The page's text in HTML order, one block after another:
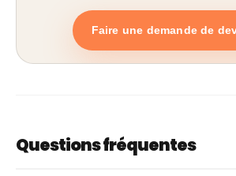
Faire une demande de
Questions fréquentes